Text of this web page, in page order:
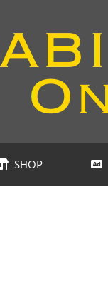
SHOP